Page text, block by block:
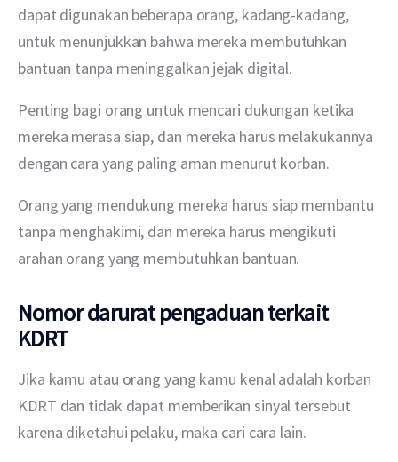
dapat digunakan beberapa orang, kadang-kadang,
untuk menunjukkan bahwa mereka membutuhkan
bantuan tanpa meninggalkan jejak digital.
Penting bagi orang untuk mencari dukungan ketika
mereka merasa siap, dan mereka harus melakukannya
dengan cara yang paling aman menurut korban.
Orang yang mendukung mereka harus siap membantu
tanpa menghakimi, dan mereka harus mengikuti
arahan orang yang membutuhkan bantuan.
Nomor darurat pengaduan terkait
KDRT
Jika kamu atau orang yang kamu kenal adalah korban
KDRT dan tidak dapat memberikan sinyal tersebut
karena diketahui pelaku, maka cari cara lain.